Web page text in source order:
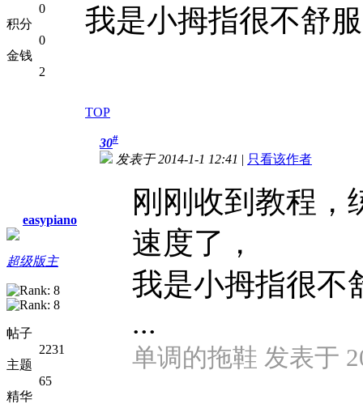
0
积分
0
金钱
2
我是小拇指很不舒
TOP
easypiano
超级版主
帖子
2231
主题
65
精华
30#
发表于 2014-1-1 12:41 | 只看该作者
刚刚收到教程，
速度了，
我是小拇指很
...
单调的拖鞋 发表于